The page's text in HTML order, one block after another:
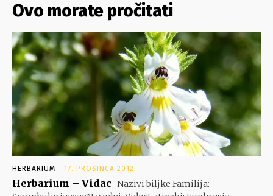
Ovo morate pročitati
HERBARIUM 17. PROSINCA 2012.
Herbarium – Vidac Nazivi biljke Familija: